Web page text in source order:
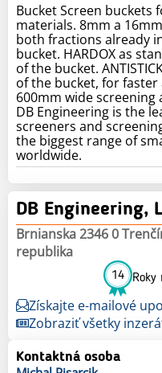
Bucket Screen buckets
materials. 8mm a
both fractions already
bucket. HARDOX as
of the bucket.
of the bucket, for faster
600mm wide screening
DB Engineering is the
screeners and
the biggest range of
worldwide.
DB Engineering,
Brnianska 2346 0
republika
14 Roky
Získajte e-mailové
Zobraziť všetky
Kontaktná osoba